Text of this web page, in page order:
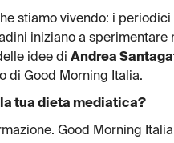
stiamo vivendo: i periodici
iniziano a sperimentare
idee di Andrea
di Good Morning Italia.
tua dieta mediatica?
Good Morning